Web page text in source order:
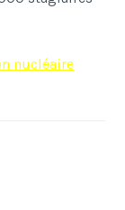
nucléaire